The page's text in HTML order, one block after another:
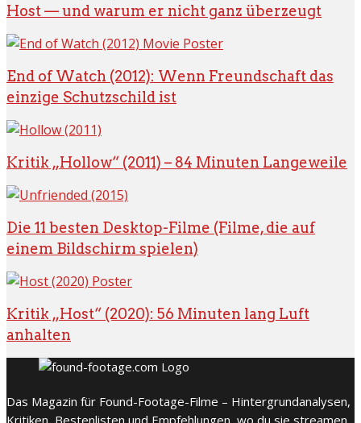
Host — und warum er nicht ganz überzeugt
End of Watch (2012): Wenn Freundschaft das
einzige Schutzschild ist
Kritik „Hollow“ (2011) – 84 Minuten Langeweile
Die 11 besten Desktop-Filme (Filme, die auf
einem Bildschirm spielen)
Kritik „Host“ (2020): 56 Minuten lang Luft
anhalten
Das Magazin für Found-Footage-Filme – Hintergrundanalysen,
Kritiken, Bestenlisten und Empfehlungen, wo du sie streamen